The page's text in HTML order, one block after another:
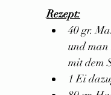
Rezept:
40 gr.
und man
mit dem
1 Ei